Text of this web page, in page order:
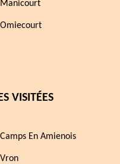
VISITÉES
En Amienois